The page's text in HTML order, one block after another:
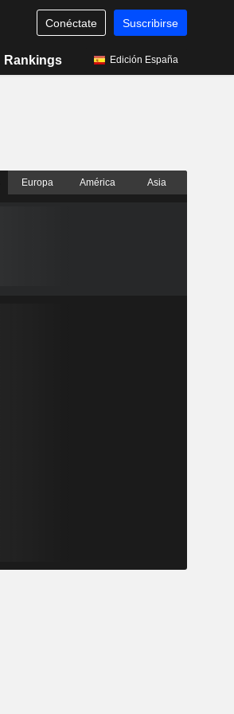
Conéctate Suscribirse
Rankings Edición España
Europa América Asia